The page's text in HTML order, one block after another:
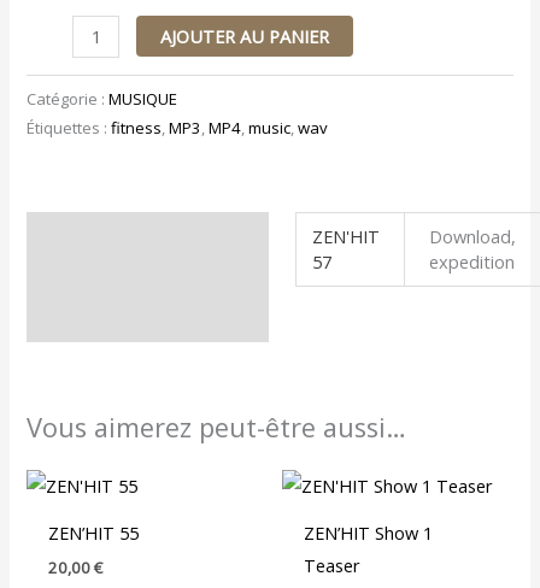
AJOUTER AU PANIER
Catégorie :MUSIQUE
Étiquettes :fitness,MP3,MP4,music,wav
ZEN'HIT
57
Download,
expedition
Vous aimerez peut-être aussi…
ZEN’HIT 55
20,00€
ZEN’HIT Show 1
Teaser